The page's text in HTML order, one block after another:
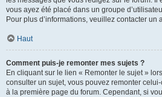
vous ayez été placé dans un groupe
Pour plus d’informations, veuillez contacter un
Haut
Comment puis-je remonter mes sujets ?
En cliquant sur le lien « Remonter le sujet »
consulter un sujet, vous pouvez remonter
à la première page du forum. Cependant, si